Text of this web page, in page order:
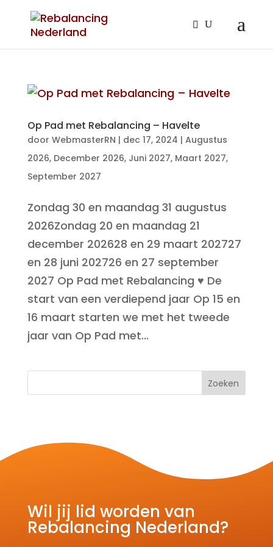
Op Pad met Rebalancing – Havelte
door WebmasterRN | dec 17, 2024 | Augustus
2026, December 2026, Juni 2027, Maart 2027,
September 2027
Zondag 30 en maandag 31 augustus
2026Zondag 20 en maandag 21
december 202628 en 29 maart 202727
en 28 juni 202726 en 27 september
2027 Op Pad met Rebalancing ♥ De
start van een verdiepend jaar Op 15 en
16 maart starten we met het tweede
jaar van Op Pad met...
Zoeken
Wil jij lid worden van
Rebalancing Nederland?